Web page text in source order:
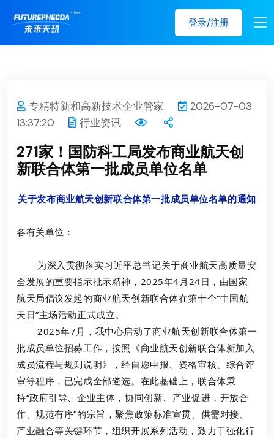
登录/注册
专精特新和高新技术企业管家
2026-07-03
13:37:20
行业资讯
271家！国防科工局发布商业航天创
新联合体第一批成员单位名单
关于发布商业航天创新联合体第一批成员单位名单的通知
各有关单位：
为深入贯彻落实习近平总书记关于商业航天高质量安
全发展的重要指示批示精神，2025年4月24日，由国家
航天局倡议发起的商业航天创新联合体在第十个“中国航
天日”主场活动正式成立。
2025年7月，我中心启动了商业航天创新联合体第一
批成员单位招募工作，按照《商业航天创新联合体新加入
成员流程与规则说明》，经自愿申报、资格审核、综合评
审等程序，已完成全部遴选。在此基础上 ， 联合体秉
持“政府引导、企业主体，协同创新、产业促进，开放合
作、规范有序”的宗旨，聚焦政策标准宣贯、供需对接、
产业融合等关键环节，组织开展系列活动，致力于强化行